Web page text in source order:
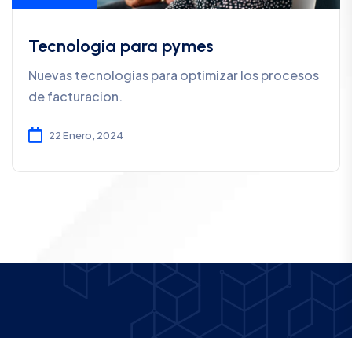
Tecnologia para pymes
Nuevas tecnologias para optimizar los procesos
de facturacion.
22 Enero, 2024